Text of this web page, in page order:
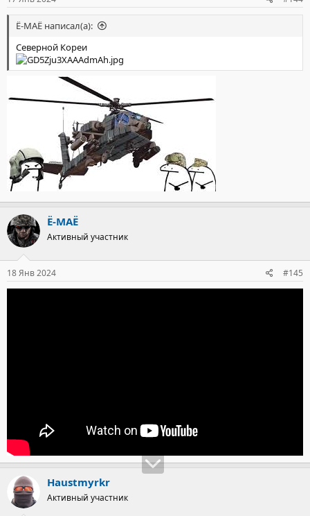
Ё-МАЁ написал(а):
Северной Кореи
Ё-МАЁ
Активный участник
18 Янв 2024 #145
Haustmyrkr
Активный участник